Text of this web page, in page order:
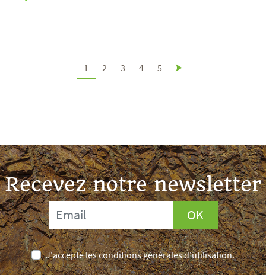
1 2 3 4 5
Recevez notre newsletter
OK
J'accepte les conditions générales d'utilisation.